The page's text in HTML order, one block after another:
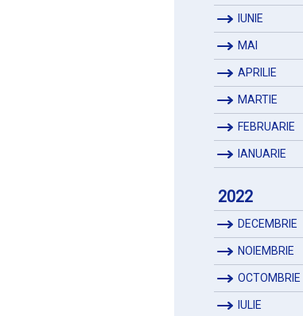
IUNIE
MAI
APRILIE
MARTIE
FEBRUARIE
IANUARIE
2022
DECEMBRIE
NOIEMBRIE
OCTOMBRIE
IULIE